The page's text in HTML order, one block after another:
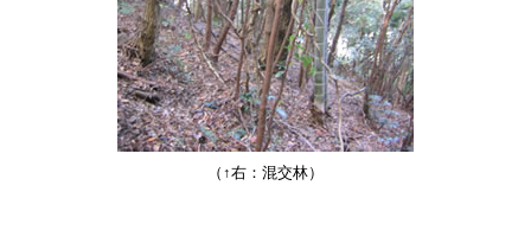
（↑右：混交林）